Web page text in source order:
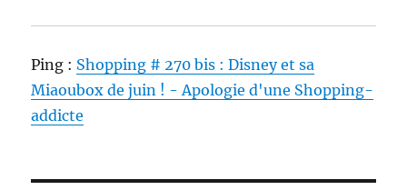
Ping : Shopping # 270 bis : Disney et sa
Miaoubox de juin ! - Apologie d'une Shopping-
addicte